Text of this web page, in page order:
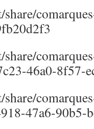
46a0-8f57-
47a6-90b5-